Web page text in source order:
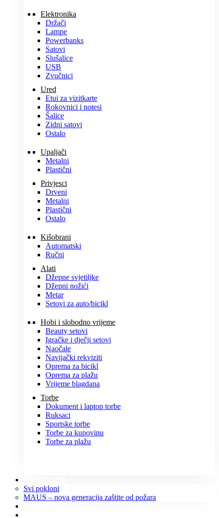
Elektronika
Držači
Lampe
Powerbanks
Satovi
Slušalice
USB
Zvučnici
Ured
Etui za vizitkarte
Rokovnici i notesi
Šalice
Zidni satovi
Ostalo
Upaljači
Metalni
Plastični
Privjesci
Drveni
Metalni
Plastični
Ostalo
Kišobrani
Automatski
Ručni
Alati
Džepne svjetiljke
Džepni nožići
Metar
Setovi za auto/bicikl
Hobi i slobodno vrijeme
Beauty setovi
Igračke i dječji setovi
Naočale
Navijački rekviziti
Oprema za bicikl
Oprema za plažu
Vrijeme blagdana
Torbe
Dokument i laptop torbe
Ruksaci
Sportske torbe
Torbe za kupovinu
Torbe za plažu
Svi pokloni
MAUS – nova generacija zaštite od požara